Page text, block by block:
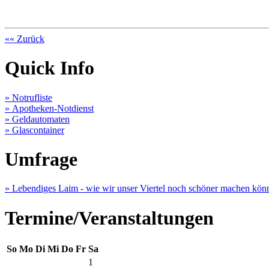
«« Zurück
Quick Info
» Notrufliste
» Apotheken-Notdienst
» Geldautomaten
» Glascontainer
Umfrage
» Lebendiges Laim - wie wir unser Viertel noch schöner machen
Termine/Veranstaltungen
So Mo Di Mi Do Fr Sa
1